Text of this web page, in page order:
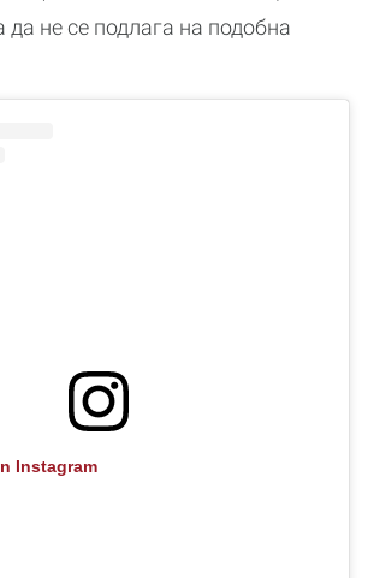
да не се подлага на подобна
Instagram